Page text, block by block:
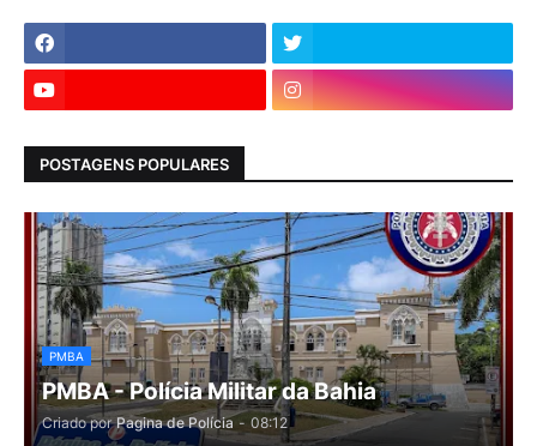
POSTAGENS POPULARES
PMBA
PMBA - Polícia Militar da Bahia
Criado por Pagina de Polícia - 08:12